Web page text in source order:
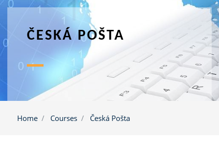
ČESKÁ POŠTA
Home Courses Česká Pošta